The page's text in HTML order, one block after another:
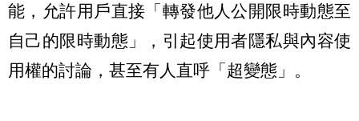
能，允許用戶直接「轉發他人公開限時動態至
自己的限時動態」，引起使用者隱私與內容使
用權的討論，甚至有人直呼「超變態」。